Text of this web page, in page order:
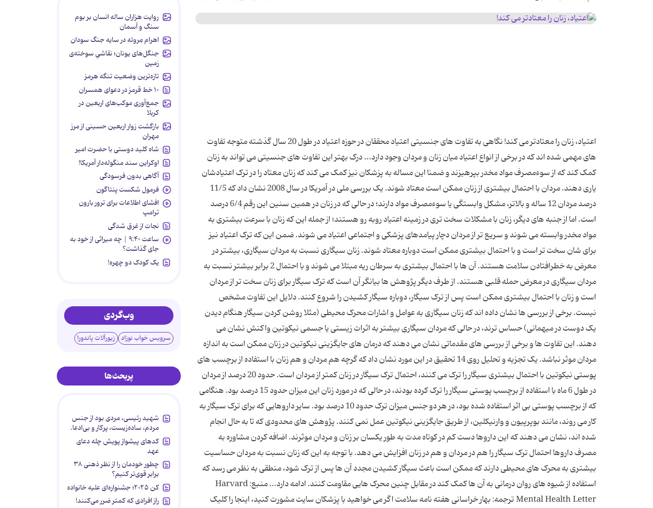
اعتیاد، زنان را معتادتر می ‌کند! نگاهی به تفاوت ‌های جنسیتی اعتیاد محققان در حوزه اعتیاد در طول 20 سال گذشته متوجه تفاوت
‌های مهمی شده ‌اند که در برخی از انواع اعتیاد میان زنان و مردان وجود دارد... درک بهتر این تفاوت ‌های جنسیتی می ‌تواند به زنان
کمک کند که از سوءمصرف مواد مخدر بپرهیزند و ضمنا این مساله به پزشکان نیز کمک می ‌کند که زنان معتاد را در ترک اعتیادشان
یاری دهند. مردان با احتمال بیشتری از زنان ممکن است معتاد شوند.‌ یک بررسی ملی در آمریکا در سال 2008 نشان داد که 11/5
درصد مردان 12 ساله و بالاتر، مشکل وابستگی یا سوءمصرف مواد دارند؛ در حالی که در زنان در همین سنین این رقم 6/4 درصد
است. اما از جنبه‌ های دیگر، زنان با مشکلات سخت ‌تری در زمینه اعتیاد روبه ‌رو هستند؛ از جمله این که زنان با سرعت بیشتری به
مواد مخدر وابسته می ‌شوند و سریع ‌تر از مردان دچار پیامدهای پزشکی و اجتماعی اعتیاد می‌‌ شوند. ضمن این که‌ ترک اعتیاد نیز
برای شان سخت ‌تر است و با احتمال بیشتری ممکن است دوباره معتاد شوند. زنان سیگاری نسبت به مردان سیگاری، بیشتر در
معرض به خطرافتادن سلامت هستند. آن ها با احتمال بیشتری به سرطان ریه مبتلا می ‌شوند و با احتمال 2 برابر بیشتر نسبت به
مردان سیگاری در معرض حمله قلبی هستند. از طرف دیگر پژوهش‌ ها بیانگر آن است که ترک سیگار برای زنان سخت‌ تر از مردان
است و زنان با احتمال بیشتری ممکن است پس از ترک سیگار،‌ دوباره سیگار کشیدن را شروع کنند. دلایل این تفاوت مشخص
نیست. برخی از بررسی ‌ها نشان داده ‌اند که زنان سیگاری به عوامل و اشارات محرک محیطی (مثلا روشن کردن سیگار هنگام دیدن
یک دوست در میهمانی) حساس‌ ترند، در حالی که مردان سیگاری بیشتر به اثرات زیستی یا جسمی نیکوتین واکنش نشان می
‌دهند. این تفاوت ‌‌ها و برخی از بررسی ‌های مقدماتی نشان می ‌دهند که درمان ‌های جایگزینی نیکوتین در زنان ممکن است به اندازه
مردان موثر نباشد. یک تجزیه و تحلیل روی 14 تحقیق در این مورد نشان داد که گرچه هم مردان و هم زنان با استفاده از برچسب‌‌‌ های
پوستی نیکوتین با احتمال بیشتری سیگار را ترک می ‌کنند،‌ احتمال ترک سیگار در زنان کمتر از مردان است. حدود 20 درصد از مردان
در طول 6 ماه با استفاده از برچسب پوستی سیگار را ترک کرده بودند،‌ در حالی که در مورد زنان این میزان حدود 15 درصد بود. هنگامی
كه از برچسب پوستی بی‌ اثر استفاده شده بود، در هر دو جنس میزان ترک حدود 10 درصد بود. سایر داروهایی که برای ترک سیگار به
کار می‌ روند، مانند بوپرپیون و وارنیکلین، از طریق جایگزینی نیکوتین عمل نمی‌ کنند. پژوهش ‌های محدودی که تا به حال انجام
شده ‌اند،‌ نشان می ‌دهند که این داروها دست کم در کوتاه ‌مدت به‌ طور یکسان بر زنان و مردان موثرند. اضافه کردن مشاوره به
مصرف داروها احتمال ترک سیگار را هم در مردان و هم در زنان افزایش می ‌دهد. با توجه به این که زنان نسبت به مردان حساسیت
بیشتری به محرک‌ های محیطی دارند که ممکن است باعث سیگار کشیدن مجدد آن ها پس از ترک شود، منطقی به نظر می ‌رسد که
استفاده از شیوه‌ های روان درمانی به آن ها کمک کند در مقابل چنین محرک‌ هایی مقاومت کنند. ادامه دارد... منبع: Harvard
Mental Health Letter ترجمه: بهار خراسانی هفته نامه سلامت اگر می خواهید با پزشکان سایت مشورت کنید، اینجا را کلیک
روایت هزاران ساله انسان بر بوم
سنگ و آسمان
اهرام مِروئه در سایه جنگ سودان
جنگل‌های یونان؛ نقاشیِ سوخته‌ی
زمین
تازه‌ترین وضعیت تنگه هرمز
۱۰ خط قرمز در دعوای همسران
جمع‌آوری موکب‌های اربعین در
کربلا
بازگشت زوار اربعین حسینی از مرز
مهران
شاه کلید دوستی با حضرت امیر
اوکراین سند منگوله‌دار آمریکا!
آگاهی بدون فرسودگی
فرمول شکست پنتاگون
افشای اطلاعات برای ترور بارون
ترامپ
نجات از غرق شدگی
ساعت ۹:۴۰ | چه میراثی از خود به
جای گذاشت؟
یک کودک دو چهره!
وب‌گردی
سرویس خواب نوزاد زیورآلات پاندورا
پربحث‌ها
شهید رئیسی، مردی بود از جنس
مردم، ساده‌زیست، پرکار و بی‌ادعا.
کدهای پیشواز پویش چله دعای
عهد
چطور خودمان را از نظر ذهنی ۳۸
برابر قوی‌تر کنیم؟
کن ۲۰۲۵؛ جشنواره‌ای علیه خانواده
راز افرادی که کمتر ضرر می‌کنند!